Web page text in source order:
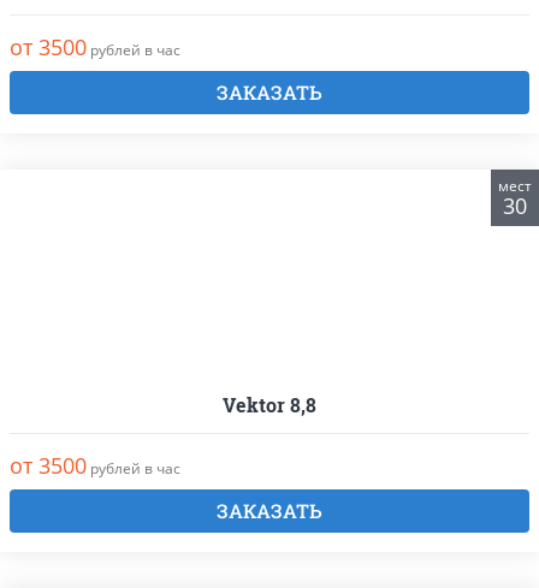
от 3500 рублей в час
ЗАКАЗАТЬ
мест
30
Vektor 8,8
от 3500 рублей в час
ЗАКАЗАТЬ